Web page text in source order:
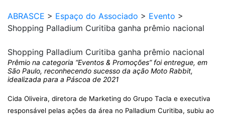
ABRASCE > Espaço do Associado > Evento >
Shopping Palladium Curitiba ganha prêmio nacional
Shopping Palladium Curitiba ganha prêmio nacional
Prêmio na categoria “Eventos & Promoções” foi entregue, em
São Paulo, reconhecendo sucesso da ação Moto Rabbit,
idealizada para a Páscoa de 2021
Cida Oliveira, diretora de Marketing do Grupo Tacla e executiva
responsável pelas ações da área no Palladium Curitiba, subiu ao